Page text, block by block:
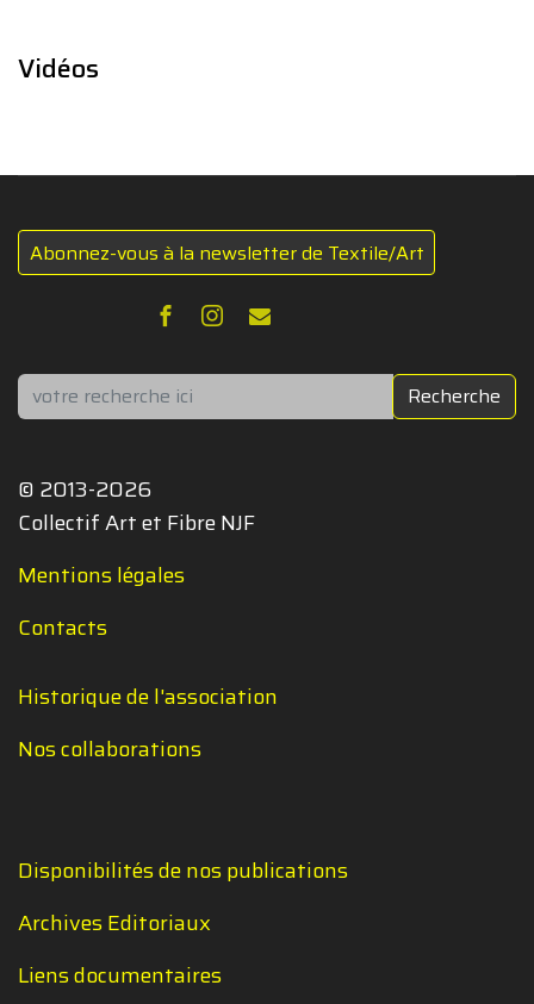
Vidéos
Abonnez-vous à la newsletter de Textile/Art
Rechercher Recherche
© 2013-2026
Collectif Art et Fibre NJF
Mentions légales
Contacts
Historique de l'association
Nos collaborations
Disponibilités de nos publications
Archives Editoriaux
Liens documentaires